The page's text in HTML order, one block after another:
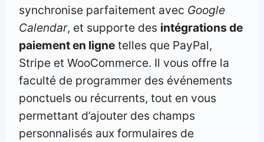
synchronise parfaitement avec Google
Calendar, et supporte des intégrations de
paiement en ligne telles que PayPal,
Stripe et WooCommerce. Il vous offre la
faculté de programmer des événements
ponctuels ou récurrents, tout en vous
permettant d’ajouter des champs
personnalisés aux formulaires de